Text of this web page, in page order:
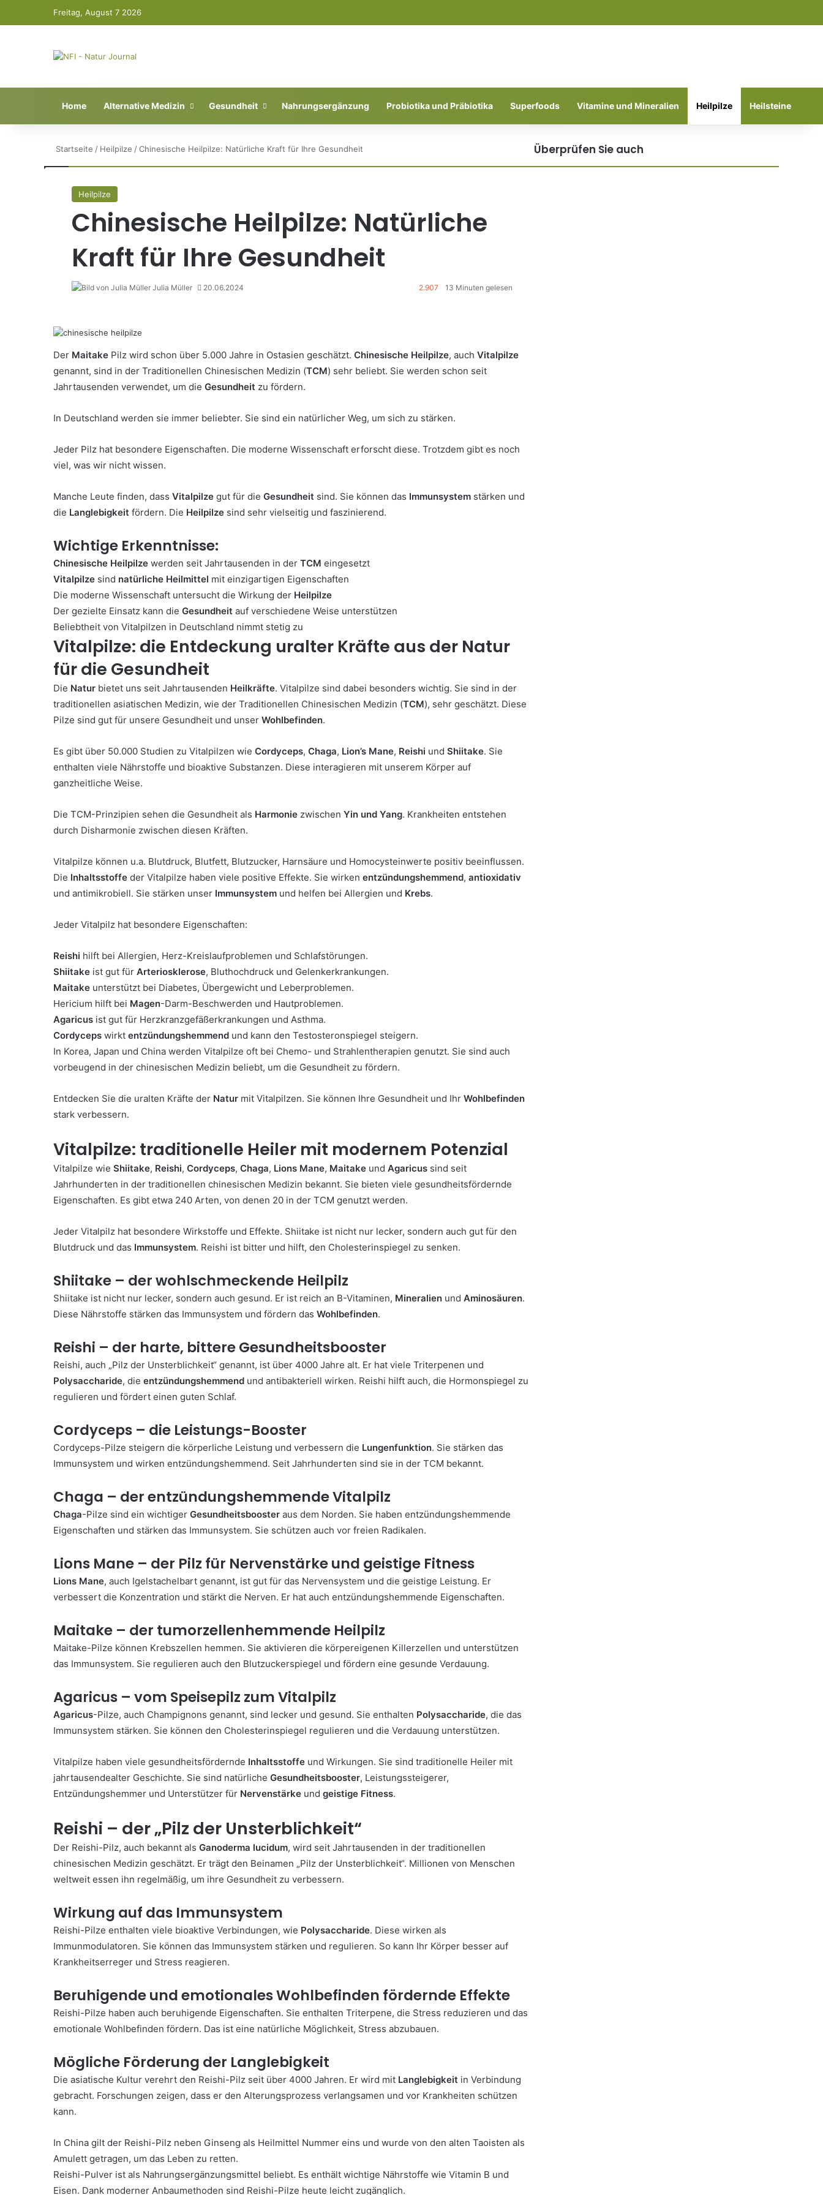
Freitag, August 7 2026
Home Alternative Medizin Gesundheit Nahrungsergänzung Probiotika und Präbiotika Superfoods Vitamine und Mineralien Heilpilze Heilsteine
Startseite / Heilpilze /Chinesische Heilpilze: Natürliche Kraft für Ihre Gesundheit
Heilpilze
Chinesische Heilpilze: Natürliche
Kraft für Ihre Gesundheit
Julia Müller 20.06.2024 2.907 13 Minuten gelesen
Der Maitake Pilz wird schon über 5.000 Jahre in Ostasien geschätzt. Chinesische Heilpilze, auch Vitalpilze
genannt, sind in der Traditionellen Chinesischen Medizin (TCM) sehr beliebt. Sie werden schon seit
Jahrtausenden verwendet, um die Gesundheit zu fördern.
In Deutschland werden sie immer beliebter. Sie sind ein natürlicher Weg, um sich zu stärken.
Jeder Pilz hat besondere Eigenschaften. Die moderne Wissenschaft erforscht diese. Trotzdem gibt es noch
viel, was wir nicht wissen.
Manche Leute finden, dass Vitalpilze gut für die Gesundheit sind. Sie können das Immunsystem stärken und
die Langlebigkeit fördern. Die Heilpilze sind sehr vielseitig und faszinierend.
Wichtige Erkenntnisse:
Chinesische Heilpilze werden seit Jahrtausenden in der TCM eingesetzt
Vitalpilze sind natürliche Heilmittel mit einzigartigen Eigenschaften
Die moderne Wissenschaft untersucht die Wirkung der Heilpilze
Der gezielte Einsatz kann die Gesundheit auf verschiedene Weise unterstützen
Beliebtheit von Vitalpilzen in Deutschland nimmt stetig zu
Vitalpilze: die Entdeckung uralter Kräfte aus der Natur
für die Gesundheit
Die Natur bietet uns seit Jahrtausenden Heilkräfte. Vitalpilze sind dabei besonders wichtig. Sie sind in der
traditionellen asiatischen Medizin, wie der Traditionellen Chinesischen Medizin (TCM), sehr geschätzt. Diese
Pilze sind gut für unsere Gesundheit und unser Wohlbefinden.
Es gibt über 50.000 Studien zu Vitalpilzen wie Cordyceps, Chaga, Lion’s Mane, Reishi und Shiitake. Sie
enthalten viele Nährstoffe und bioaktive Substanzen. Diese interagieren mit unserem Körper auf
ganzheitliche Weise.
Die TCM-Prinzipien sehen die Gesundheit als Harmonie zwischen Yin und Yang. Krankheiten entstehen
durch Disharmonie zwischen diesen Kräften.
Vitalpilze können u.a. Blutdruck, Blutfett, Blutzucker, Harnsäure und Homocysteinwerte positiv beeinflussen.
Die Inhaltsstoffe der Vitalpilze haben viele positive Effekte. Sie wirken entzündungshemmend, antioxidativ
und antimikrobiell. Sie stärken unser Immunsystem und helfen bei Allergien und Krebs.
Jeder Vitalpilz hat besondere Eigenschaften:
Reishi hilft bei Allergien, Herz-Kreislaufproblemen und Schlafstörungen.
Shiitake ist gut für Arteriosklerose, Bluthochdruck und Gelenkerkrankungen.
Maitake unterstützt bei Diabetes, Übergewicht und Leberproblemen.
Hericium hilft bei Magen-Darm-Beschwerden und Hautproblemen.
Agaricus ist gut für Herzkranzgefäßerkrankungen und Asthma.
Cordyceps wirkt entzündungshemmend und kann den Testosteronspiegel steigern.
In Korea, Japan und China werden Vitalpilze oft bei Chemo- und Strahlentherapien genutzt. Sie sind auch
vorbeugend in der chinesischen Medizin beliebt, um die Gesundheit zu fördern.
Entdecken Sie die uralten Kräfte der Natur mit Vitalpilzen. Sie können Ihre Gesundheit und Ihr Wohlbefinden
stark verbessern.
Vitalpilze: traditionelle Heiler mit modernem Potenzial
Vitalpilze wie Shiitake, Reishi, Cordyceps, Chaga, Lions Mane, Maitake und Agaricus sind seit
Jahrhunderten in der traditionellen chinesischen Medizin bekannt. Sie bieten viele gesundheitsfördernde
Eigenschaften. Es gibt etwa 240 Arten, von denen 20 in der TCM genutzt werden.
Jeder Vitalpilz hat besondere Wirkstoffe und Effekte. Shiitake ist nicht nur lecker, sondern auch gut für den
Blutdruck und das Immunsystem. Reishi ist bitter und hilft, den Cholesterinspiegel zu senken.
Shiitake – der wohlschmeckende Heilpilz
Shiitake ist nicht nur lecker, sondern auch gesund. Er ist reich an B-Vitaminen, Mineralien und Aminosäuren.
Diese Nährstoffe stärken das Immunsystem und fördern das Wohlbefinden.
Reishi – der harte, bittere Gesundheitsbooster
Reishi, auch „Pilz der Unsterblichkeit“ genannt, ist über 4000 Jahre alt. Er hat viele Triterpenen und
Polysaccharide, die entzündungshemmend und antibakteriell wirken. Reishi hilft auch, die Hormonspiegel zu
regulieren und fördert einen guten Schlaf.
Cordyceps – die Leistungs-Booster
Cordyceps-Pilze steigern die körperliche Leistung und verbessern die Lungenfunktion. Sie stärken das
Immunsystem und wirken entzündungshemmend. Seit Jahrhunderten sind sie in der TCM bekannt.
Chaga – der entzündungshemmende Vitalpilz
Chaga-Pilze sind ein wichtiger Gesundheitsbooster aus dem Norden. Sie haben entzündungshemmende
Eigenschaften und stärken das Immunsystem. Sie schützen auch vor freien Radikalen.
Lions Mane – der Pilz für Nervenstärke und geistige Fitness
Lions Mane, auch Igelstachelbart genannt, ist gut für das Nervensystem und die geistige Leistung. Er
verbessert die Konzentration und stärkt die Nerven. Er hat auch entzündungshemmende Eigenschaften.
Maitake – der tumorzellenhemmende Heilpilz
Maitake-Pilze können Krebszellen hemmen. Sie aktivieren die körpereigenen Killerzellen und unterstützen
das Immunsystem. Sie regulieren auch den Blutzuckerspiegel und fördern eine gesunde Verdauung.
Agaricus – vom Speisepilz zum Vitalpilz
Agaricus-Pilze, auch Champignons genannt, sind lecker und gesund. Sie enthalten Polysaccharide, die das
Immunsystem stärken. Sie können den Cholesterinspiegel regulieren und die Verdauung unterstützen.
Vitalpilze haben viele gesundheitsfördernde Inhaltsstoffe und Wirkungen. Sie sind traditionelle Heiler mit
jahrtausendealter Geschichte. Sie sind natürliche Gesundheitsbooster, Leistungssteigerer,
Entzündungshemmer und Unterstützer für Nervenstärke und geistige Fitness.
Reishi – der „Pilz der Unsterblichkeit“
Der Reishi-Pilz, auch bekannt als Ganoderma lucidum, wird seit Jahrtausenden in der traditionellen
chinesischen Medizin geschätzt. Er trägt den Beinamen „Pilz der Unsterblichkeit“. Millionen von Menschen
weltweit essen ihn regelmäßig, um ihre Gesundheit zu verbessern.
Wirkung auf das Immunsystem
Reishi-Pilze enthalten viele bioaktive Verbindungen, wie Polysaccharide. Diese wirken als
Immunmodulatoren. Sie können das Immunsystem stärken und regulieren. So kann Ihr Körper besser auf
Krankheitserreger und Stress reagieren.
Beruhigende und emotionales Wohlbefinden fördernde Effekte
Reishi-Pilze haben auch beruhigende Eigenschaften. Sie enthalten Triterpene, die Stress reduzieren und das
emotionale Wohlbefinden fördern. Das ist eine natürliche Möglichkeit, Stress abzubauen.
Mögliche Förderung der Langlebigkeit
Die asiatische Kultur verehrt den Reishi-Pilz seit über 4000 Jahren. Er wird mit Langlebigkeit in Verbindung
gebracht. Forschungen zeigen, dass er den Alterungsprozess verlangsamen und vor Krankheiten schützen
kann.
In China gilt der Reishi-Pilz neben Ginseng als Heilmittel Nummer eins und wurde von den alten Taoisten als
Amulett getragen, um das Leben zu retten.
Reishi-Pulver ist als Nahrungsergänzungsmittel beliebt. Es enthält wichtige Nährstoffe wie Vitamin B und
Eisen. Dank moderner Anbaumethoden sind Reishi-Pilze heute leicht zugänglich.
Überprüfen Sie auch